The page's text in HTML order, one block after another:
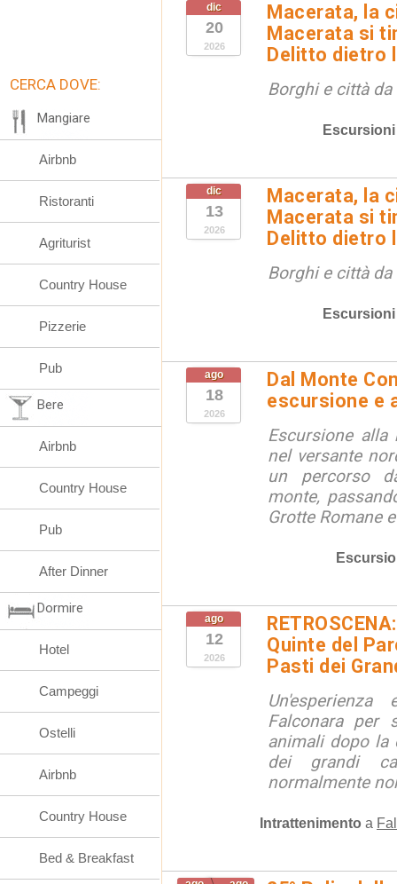
dic
20
2026
Macerata, la
Macerata si
Delitto dietro
Borghi e città
Escursioni
dic
13
2026
Macerata, la
Macerata si
Delitto dietro
Borghi e città
Escursioni
ago
18
2026
Dal Monte
escursione e
Escursione
nel versante
un percorso
monte,
Grotte Romane
ago
12
2026
Quinte del
Pasti dei
Falconara per
animali dopo la
dei grandi
normalmente
Intrattenimento a
CERCA DOVE:
Mangiare
Airbnb
Ristoranti
Agriturist
Country House
Pizzerie
Pub
Bere
Airbnb
Country House
Pub
After Dinner
Dormire
Hotel
Campeggi
Ostelli
Airbnb
Country House
Bed & Breakfast